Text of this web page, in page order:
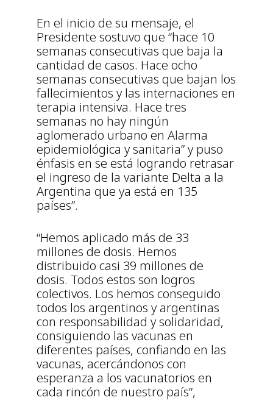
En el inicio de su mensaje, el
Presidente sostuvo que “hace 10
semanas consecutivas que baja la
cantidad de casos. Hace ocho
semanas consecutivas que bajan los
fallecimientos y las internaciones en
terapia intensiva. Hace tres
semanas no hay ningún
aglomerado urbano en Alarma
epidemiológica y sanitaria” y puso
énfasis en se está logrando retrasar
el ingreso de la variante Delta a la
Argentina que ya está en 135
países”.
“Hemos aplicado más de 33
millones de dosis. Hemos
distribuido casi 39 millones de
dosis. Todos estos son logros
colectivos. Los hemos conseguido
todos los argentinos y argentinas
con responsabilidad y solidaridad,
consiguiendo las vacunas en
diferentes países, confiando en las
vacunas, acercándonos con
esperanza a los vacunatorios en
cada rincón de nuestro país”,